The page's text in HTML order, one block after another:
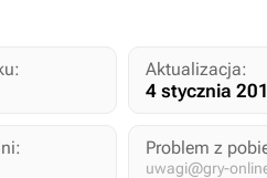
Aktualizacja:
4 stycznia
Problem z
uwagi@gry-